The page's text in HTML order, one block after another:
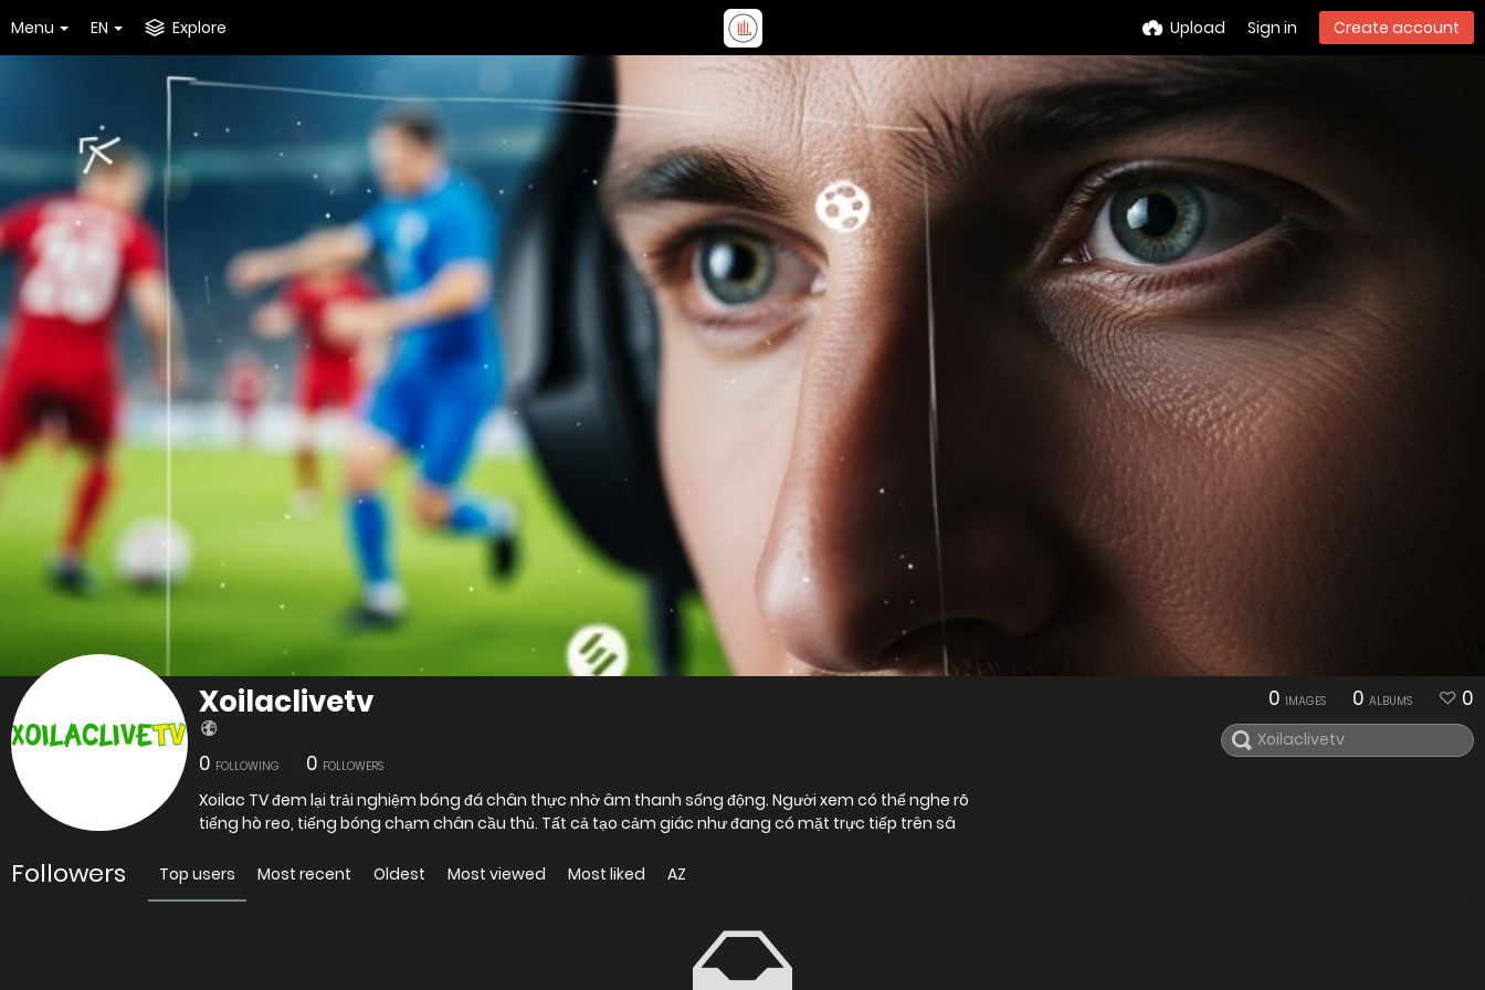
Menu EN Explore Upload Sign in Create account
Xoilaclivetv
0 FOLLOWING 0 FOLLOWERS
Xoilac TV đem lại trải nghiệm bóng đá chân thực nhờ âm thanh sống động. Người xem có thể nghe rõ
tiếng hò reo, tiếng bóng chạm chân cầu thủ. Tất cả tạo cảm giác như đang có mặt trực tiếp trên sâ
0 IMAGES 0 ALBUMS 0
Followers Top users Most recent Oldest Most viewed Most liked AZ